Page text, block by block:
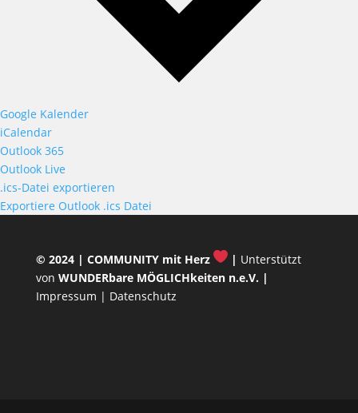
Google Kalender
iCalendar
Outlook 365
Outlook Live
.ics-Datei exportieren
Exportiere Outlook .ics Datei
© 2024 | COMMUNITY mit Herz | Unterstützt
von WUNDERbare MÖGLICHkeiten n.e.V. |
Impressum | Datenschutz